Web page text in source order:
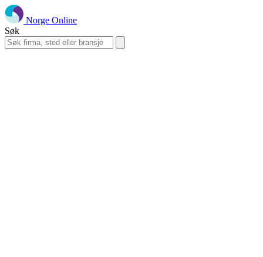
Norge Online
Søk